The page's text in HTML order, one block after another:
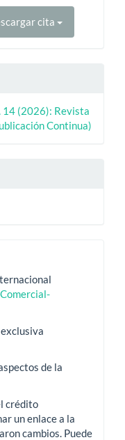
cita
14 (2026): Revista
Continua)
de la
crédito
un enlace a la
cambios. Puede